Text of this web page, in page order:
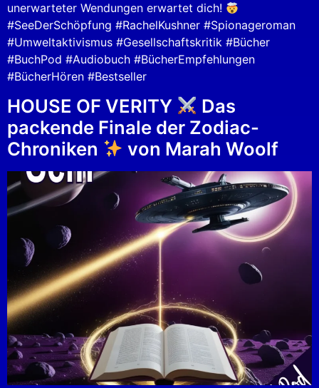
unerwarteter Wendungen erwartet dich!
#SeeDerSchöpfung #RachelKushner #Spionageroman
#Umweltaktivismus #Gesellschaftskritik #Bücher
#BuchPod #Audiobuch #BücherEmpfehlungen
#BücherHören #Bestseller
HOUSE OF VERITY
Das
packende Finale der Zodiac-
Chroniken
von Marah Woolf